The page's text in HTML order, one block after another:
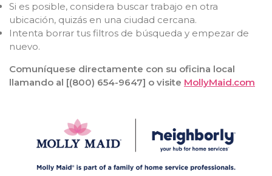
Si es posible, considera buscar trabajo en otra
ubicación, quizás en una ciudad cercana.
Intenta borrar tus filtros de búsqueda y empezar de
nuevo.
Comuníquese directamente con su oficina local
llamando al [(800) 654-9647] o visite MollyMaid.com